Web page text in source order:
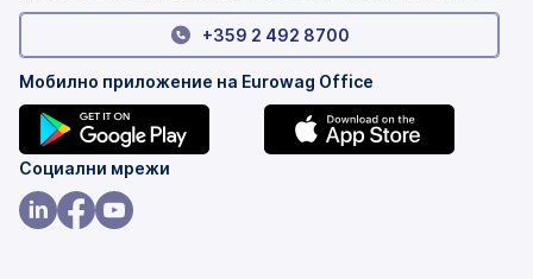
+359 2 492 8700
Мобилно приложение на Eurowag Office
(това
е
в
Социални мрежи